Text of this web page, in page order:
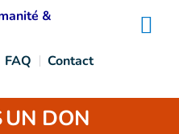
FAQ
Contact
UN DON